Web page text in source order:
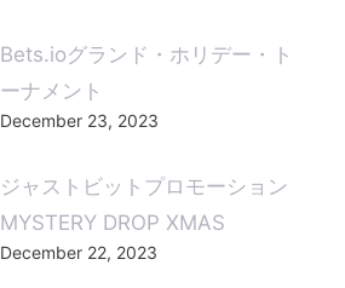
Bets.ioグランド・ホリデー・ト
ーナメント
December 23, 2023
ジャストビットプロモーション
MYSTERY DROP XMAS
December 22, 2023